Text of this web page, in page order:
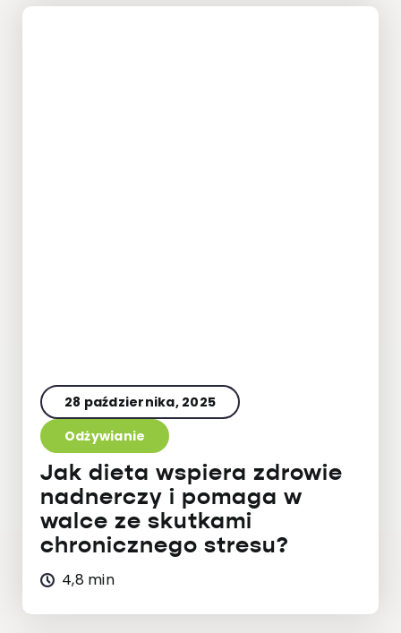
28 października, 2025
Odżywianie
Jak dieta wspiera zdrowie
nadnerczy i pomaga w
walce ze skutkami
chronicznego stresu?
4,8 min